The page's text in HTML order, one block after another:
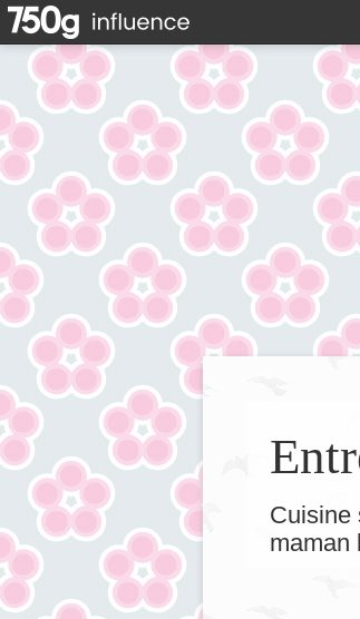
Cuisine
maman